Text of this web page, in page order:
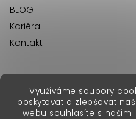
Využíváme soubory
poskytovat a zlepšovat
webu souhlasíte s
BLOG
Kariéra
Kontakt
Copyright 2026Erika